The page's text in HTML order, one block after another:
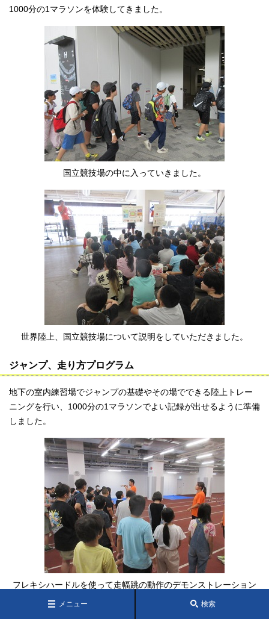
メニュー 検索
1000分の1マラソンを体験してきました。
国立競技場の中に入っていきました。
世界陸上、国立競技場について説明をしていただきました。
ジャンプ、走り方プログラム
地下の室内練習場でジャンプの基礎やその場でできる陸上トレー
ニングを行い、1000分の1マラソンでよい記録が出せるように準備
しました。
フレキシハードルを使って走幅跳の動作のデモンストレーション
を見せていただき、安全で楽しく跳ぶ体験をしました。